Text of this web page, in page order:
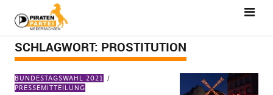
SCHLAGWORT: PROSTITUTION
BUNDESTAGSWAHL 2021
PRESSEMITTEILUNG